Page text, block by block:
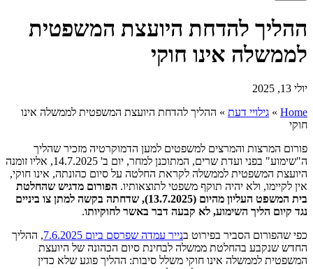
ההליך להדחת היועצת המשפטית
לממשלה אינו חוקי
יולי 13, 2025
Home
» גילויי דעת » ההליך להדחת היועצת המשפטית לממשלה אינו
חוקי
פורום המרצות והמרצים למשפטים למען הדמוקרטיה מזכיר שהליך
ה"שימוע" בפני ועדת שרים, המתוכנן למחר, יום ב' 14.7.2025, אליו זומנה
היועצת המשפטית לממשלה לקראת החלטה על סיום כהונתה, אינו חוקי,
אין לקיימו, ולא יהיה תוקף משפטי לתוצאותיו. הפורום מדגיש שהחלטת
בית המשפט העליון מהיום (13.7.2025), שדחתה בקשה למתן צו ביניים
נגד קיום הליך השימוע, לא קבעה דבר באשר לחוקיותו.
כפי שהפורום הסביר בפירוט בנייר עמדה שפרסם ביום 7.6.2025
, ההליך
החדש שנקבע בהחלטת ממשלה לבחינת סיום הכהונה של היועצת
המשפטית לממשלה אינו חוקי משלל סיבות: ההליך פוגע שלא כדין